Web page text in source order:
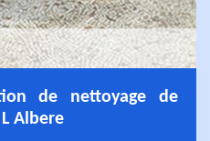
de nettoyage de
Albere